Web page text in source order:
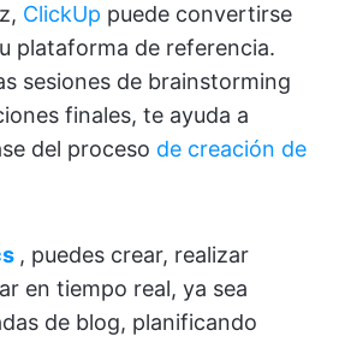
ClickUp puede convertirse
plataforma de referencia.
sesiones de brainstorming
finales, te ayuda a
del proceso de creación de
, puedes crear, realizar
en tiempo real, ya sea
de blog, planificando